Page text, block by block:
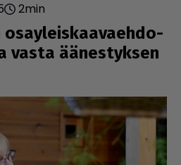
2min
osa­y­leis­kaa­va­eh­do­
vasta äänes­tyk­sen